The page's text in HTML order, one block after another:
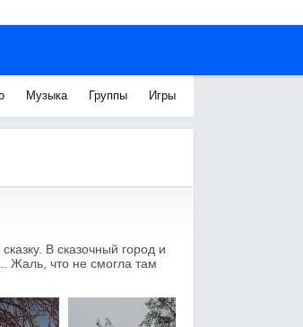
Музыка Группы Игры
В сказочный город и
Жаль, что не смогла там